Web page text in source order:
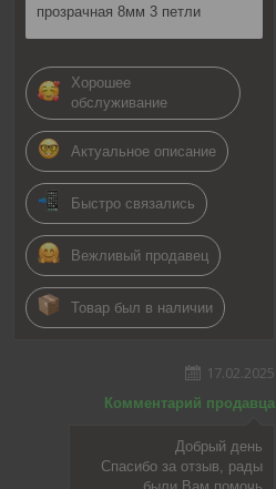
прозрачная 8мм 3 петли
Хорошее
обслуживание
Актуальное описание
Быстро связались
Вежливый продавец
Товар был в наличии
17.02.2025
Комментарий продавца
Добрый день
Спасибо за отзыв, рады